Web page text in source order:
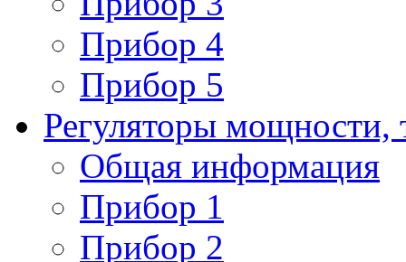
Прибор 4
Прибор 5
Регуляторы мощности,
Общая информация
Прибор 1
Прибор 2